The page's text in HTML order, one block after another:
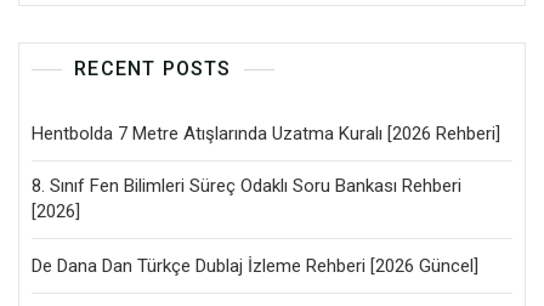
RECENT POSTS
Hentbolda 7 Metre Atışlarında Uzatma Kuralı [2026 Rehberi]
8. Sınıf Fen Bilimleri Süreç Odaklı Soru Bankası Rehberi
[2026]
De Dana Dan Türkçe Dublaj İzleme Rehberi [2026 Güncel]